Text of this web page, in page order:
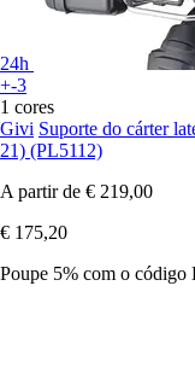
24h
+-3
1 cores
Givi Suporte do cárter
21) (PL5112)
A partir de € 219,00
€ 175,20
Poupe 5% com o código